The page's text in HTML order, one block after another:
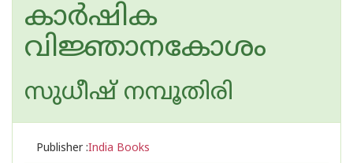
കാർഷിക
വിജ്ഞാനകോശം
സുധീഷ് നമ്പൂതിരി
Publisher :India Books